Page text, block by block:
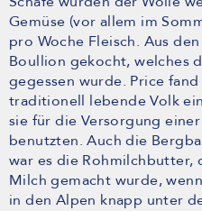
Gemüse (vor allem im
pro Woche Fleisch. Aus
Boullion gekocht, welches
gegessen wurde. Price
traditionell lebende Volk
sie für die Versorgung
benutzten. Auch die
war es die Rohmilchbutter,
Milch gemacht wurde,
in den Alpen knapp unter